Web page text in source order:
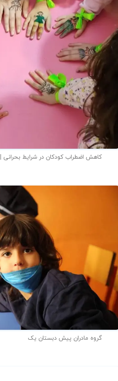
کاهش اضطراب کودکان در شرایط بحرانی | 4 تکنیک طلایی
گروه مادران پیش دبستان یک